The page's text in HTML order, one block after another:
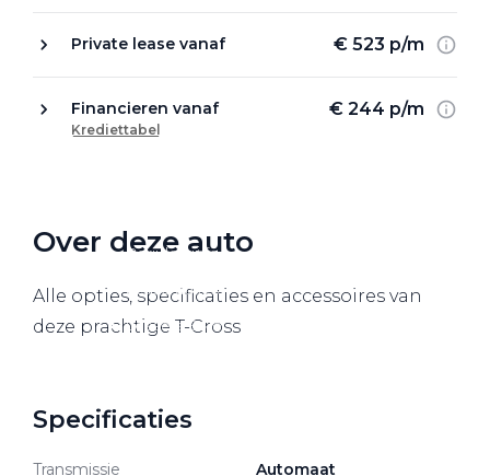
Berijdersinfo
Lease acties
Lease a Bike
Private lease vanaf € 523 p/m
Financieren vanaf € 244 p/m
Krediettabel
Over deze auto
Alle opties, specificaties en accessoires van
deze prachtige T-Cross
Specificaties
Transmissie Automaat